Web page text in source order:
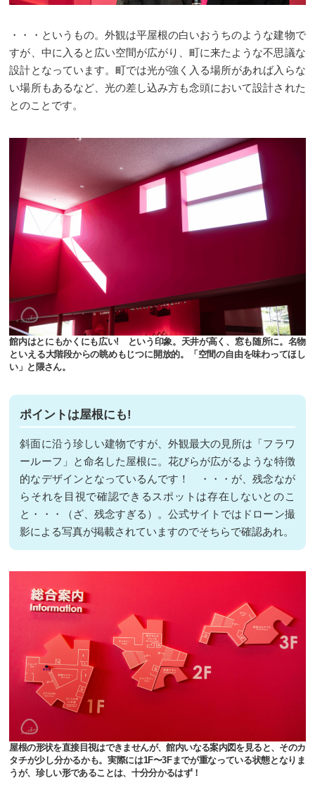
・・・というもの。外観は平屋根の白いおうちのような建物で
すが、中に入ると広い空間が広がり、町に来たような不思議な
設計となっています。町では光が強く入る場所があれば入らな
い場所もあるなど、光の差し込み方も念頭において設計された
とのことです。
館内はとにもかくにも広い! という印象。天井が高く、窓も随所に。名物
といえる大階段からの眺めもじつに開放的。「空間の自由を味わってほし
い」と隈さん。
ポイントは屋根にも!
斜面に沿う珍しい建物ですが、外観最大の見所は「フラワ
ールーフ」と命名した屋根に。花びらが広がるような特徴
的なデザインとなっているんです！ ・・・が、残念なが
らそれを目視で確認できるスポットは存在しないとのこ
と・・・（ざ、残念すぎる）。公式サイトではドローン撮
影による写真が掲載されていますのでそちらで確認あれ。
屋根の形状を直接目視はできませんが、館内いなる案内図を見ると、そのカ
タチが少し分かるかも。実際には1F〜3Fまでが重なっている状態となりま
うが、珍しい形であることは、十分分かるはず！